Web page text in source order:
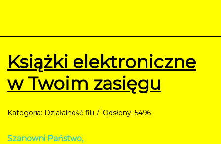
Książki elektroniczne
w Twoim zasięgu
Kategoria: Działalność filii Odsłony: 5496
Szanowni Państwo,